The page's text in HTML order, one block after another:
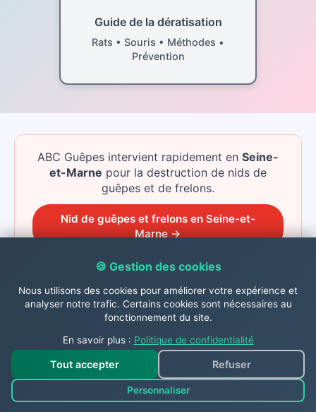
Guide de la dératisation
Rats • Souris • Méthodes •
Prévention
ABC Guêpes intervient rapidement en Seine-
et-Marne pour la destruction de nids de
guêpes et de frelons.
Nid de guêpes et frelons en Seine-et-
Marne→
Nous intervenons aussi à
proximité de Sognolles En Montois
ABC Guêpes ne se limite pas à Sognolles En
Montois : nous couvrons toutes les communes
alentour pour la destruction de nids de guêpes,
frelons, et le traitement des chenilles
🍪 Gestion des cookies
Nous utilisons des cookies pour améliorer votre expérience et
analyser notre trafic. Certains cookies sont nécessaires au
fonctionnement du site.
En savoir plus : Politique de confidentialité
Tout accepter
Personnaliser
Refuser